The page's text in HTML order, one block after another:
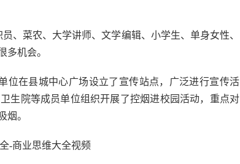
、菜农、大学讲师、文学编辑、小学生、单身女性、
多机会。
位在县城中心广场设立了宣传站点，广泛进行宣传活
生院等成员单位组织开展了控烟进校园活动，重点对
烟。